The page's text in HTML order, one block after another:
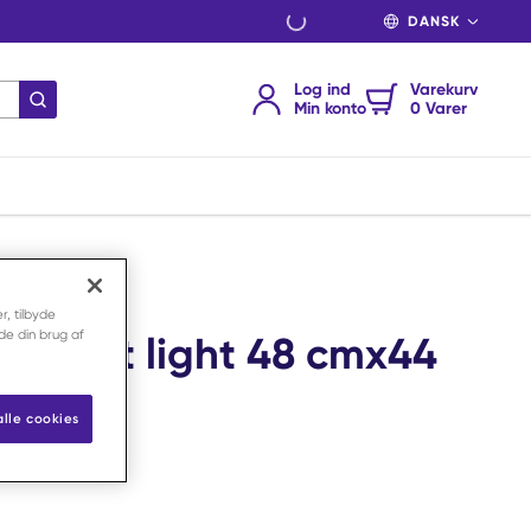
SPROG
indsend søgning
Log ind
Min konto
Varekurv
0 Varer
light 48 cmx44
tilbyde
din brug af
cookies